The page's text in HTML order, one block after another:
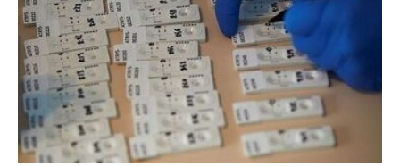
Μάντσεστερ
Γιουνάιτεντ
Τσέλσι Άρσεναλ
Λίβερπουλ
Μάντσεστερ
Γιουβέντους